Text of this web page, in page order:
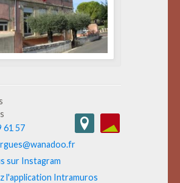
61 57
sur Instagram
l'application Intramuros